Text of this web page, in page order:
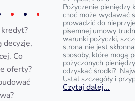
decyzję,
Co
oferty?
Pożyczenie pieniędzy
choć może wydawać
prowadzić do
pisemnej umowy
warunki pożyczki,
strona nie jest
sposoby, które mogą
pożyczonych
odzyskać środki?
Ustal szczegóły i
Czytaj dalej...